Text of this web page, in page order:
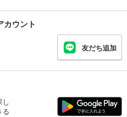
ウント
友だち追加